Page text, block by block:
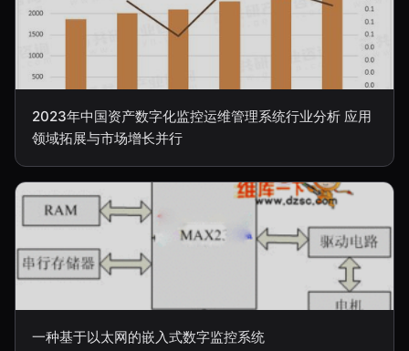
2023年中国资产数字化监控运维管理系统行业分析 应用
领域拓展与市场增长并行
一种基于以太网的嵌入式数字监控系统